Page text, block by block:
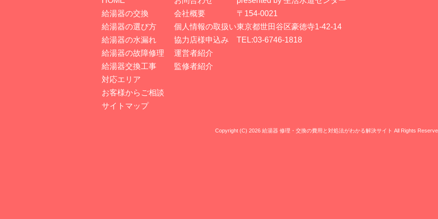
給湯器の交換
給湯器の選び方
給湯器の水漏れ
給湯器の故障修理
給湯器交換工事
対応エリア
お客様からご相談
サイトマップ
会社概要
個人情報の取扱い
協力店様申込み
運営者紹介
監修者紹介
〒154-0021
東京都世田谷区豪徳寺1-42-14
TEL:03-6746-1818
Copyright (C) 2026 給湯器 修理・交換の費用と対処法がわかる解決サイト All Rights